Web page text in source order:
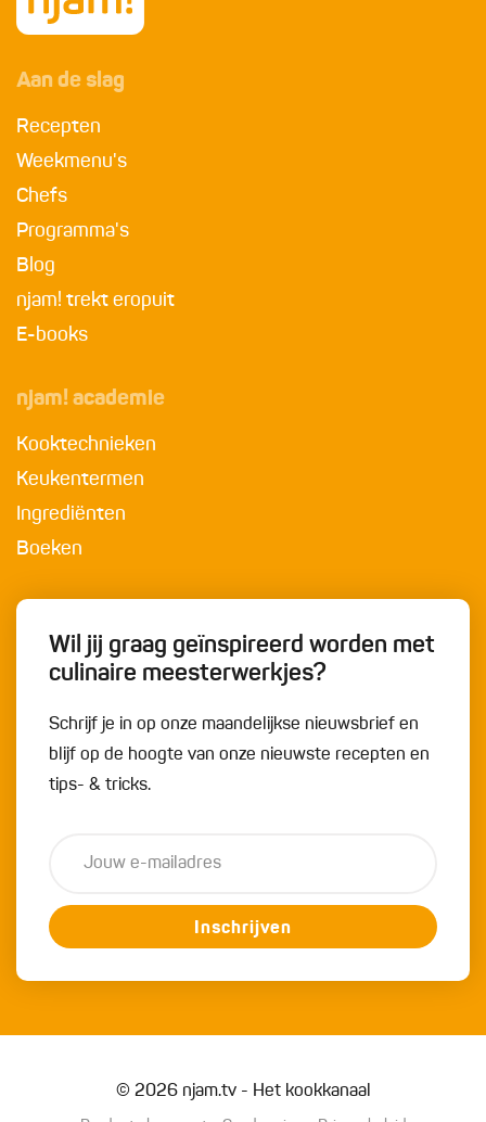
Aan de slag
Recepten
Weekmenu's
Chefs
Programma's
Blog
njam! trekt eropuit
E-books
njam! academie
Kooktechnieken
Keukentermen
Ingrediënten
Boeken
Wil jij graag geïnspireerd worden met
culinaire meesterwerkjes?
Schrijf je in op onze maandelijkse nieuwsbrief en
blijf op de hoogte van onze nieuwste recepten en
tips- & tricks.
Inschrijven
© 2026 njam.tv - Het kookkanaal